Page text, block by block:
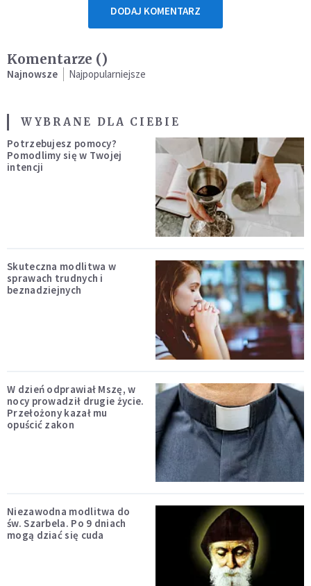
DODAJ KOMENTARZ
Komentarze ()
Najnowsze Najpopularniejsze
WYBRANE DLA CIEBIE
Potrzebujesz pomocy?
Pomodlimy się w Twojej
intencji
Skuteczna modlitwa w
sprawach trudnych i
beznadziejnych
W dzień odprawiał Mszę, w
nocy prowadził drugie życie.
Przełożony kazał mu
opuścić zakon
Niezawodna modlitwa do
św. Szarbela. Po 9 dniach
mogą dziać się cuda